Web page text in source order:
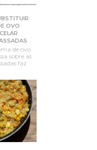
OVO
de ovo
sobre as
faz